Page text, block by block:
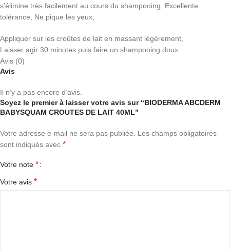
s’élimine très facilement au cours du shampooing, Excellente
tolérance, Ne pique les yeux,
Appliquer sur les croûtes de lait en massant légèrement,
Laisser agir 30 minutes puis faire un shampooing doux
Avis (0)
Avis
Il n’y a pas encore d’avis.
Soyez le premier à laisser votre avis sur “BIODERMA ABCDERM
BABYSQUAM CROUTES DE LAIT 40ML”
Votre adresse e-mail ne sera pas publiée.
Les champs obligatoires
sont indiqués avec *
Votre note *
Votre avis *